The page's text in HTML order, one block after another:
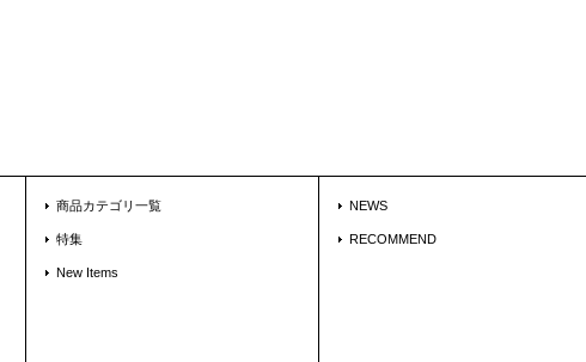
商品カテゴリ一覧
特集
New Items
NEWS
RECOMMEND